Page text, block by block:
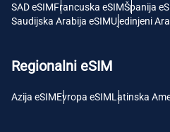
SAD eSIMFrancuska eSIMŠpanija
Saudijska Arabija eSIMUjedinjeni
Regionalni eSIM
Azija eSIMEvropa eSIMLatinska